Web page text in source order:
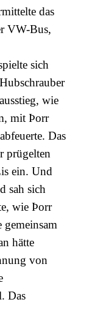
das
VW-Bus,
sich
wie
mit Þorr
Das
prügelten
ein. Und
sah sich
wie Þorr
hätte
von
Das